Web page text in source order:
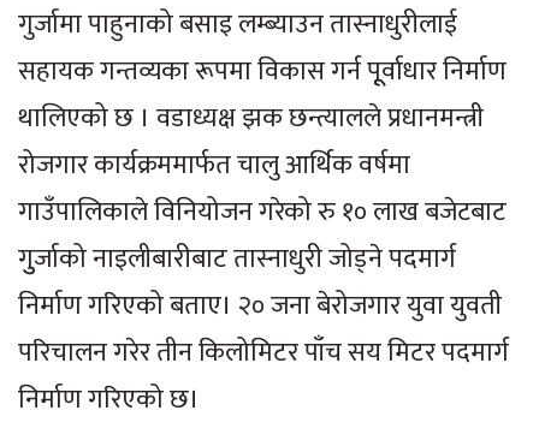
गुर्जामा पाहुनाको बसाइ लम्ब्याउन तास्नाधुरीलाई
सहायक गन्तव्यका रूपमा विकास गर्न पूूर्वाधार निर्माण
थालिएको छ । वडाध्यक्ष झक छन्त्यालले प्रधानमन्त्री
रोजगार कार्यक्रममार्फत चालु आर्थिक वर्षमा
गाउँपालिकाले विनियोजन गरेको रु १० लाख बजेटबाट
गुुर्जाको नाइलीबारीबाट तास्नाधुरी जोड्ने पदमार्ग
निर्माण गरिएको बताए। २० जना बेरोजगार युवा युवती
परिचालन गरेर तीन किलोमिटर पाँच सय मिटर पदमार्ग
निर्माण गरिएको छ।